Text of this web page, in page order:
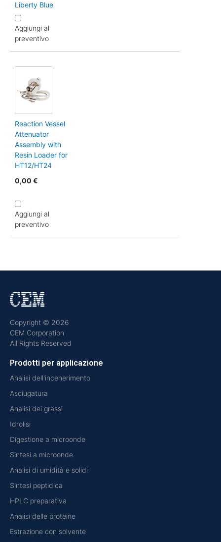
Liberty Blue
Aggiungi al
preventivo
Reaction Vessel
Attenuator
Assembly with
Resin Loader for
HT12/HT24
0,00 €
Aggiungi al
preventivo
Copyright © 2026
CEM Corporation
All Rights Reserved
Prodotti per applicazione
Analisi dell'incenerimento
Asciugatura
Analisi dei grassi
Idrolisi
Digestione a microonde
Sintesi a microonde
Analisi di umidità e solidi
Sintesi peptidica
HPLC preparativa
Analisi delle proteine
Estrazione con solvente